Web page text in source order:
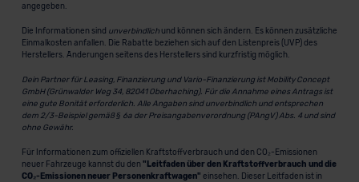
angegeben.
Die Informationen sind unverbindlichund können sich ändern. Es können zusätzliche
Einmalkosten anfallen. Die Rabatte beziehen sich auf den Listenpreis (UVP) des
Herstellers. Änderungen seitens des Herstellers sind kurzfristig möglich.
Dein Partner für Leasing, Finanzierung und Vario-Finanzierung ist Mobility Concept
GmbH (Grünwalder Weg 34, 82041 Oberhaching). Für die Annahme eines Antrags ist
eine gute Bonität erforderlich. Alle Angaben sind unverbindlich und entsprechen
dem 2/3-Beispiel gemäß § 6a der Preisangabenverordnung (PAngV) Abs. 4 und sind
ohne Gewähr.
Für Informationen zum offiziellen Kraftstoffverbrauch und den CO₂-Emissionen
neuer Fahrzeuge kannst du den "Leitfaden über den Kraftstoffverbrauch und die
CO₂-Emissionen neuer Personenkraftwagen" einsehen. Dieser Leitfaden ist in